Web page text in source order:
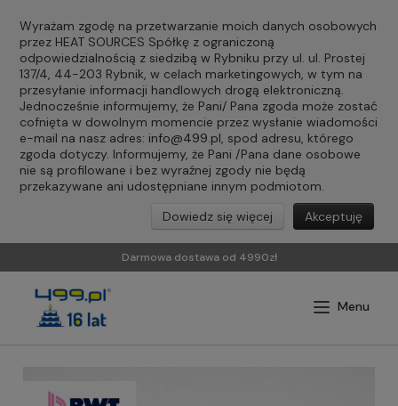
Wyrażam zgodę na przetwarzanie moich danych osobowych
przez HEAT SOURCES Spółkę z ograniczoną
odpowiedzialnością z siedzibą w Rybniku przy ul. ul. Prostej
137/4, 44-203 Rybnik, w celach marketingowych, w tym na
przesyłanie informacji handlowych drogą elektroniczną.
Jednocześnie informujemy, że Pani/ Pana zgoda może zostać
cofnięta w dowolnym momencie przez wysłanie wiadomości
e-mail na nasz adres: info@499.pl, spod adresu, którego
zgoda dotyczy. Informujemy, że Pani /Pana dane osobowe
nie są profilowane i bez wyraźnej zgody nie będą
przekazywane ani udostępniane innym podmiotom.
Akceptuję
Dowiedz się więcej
Darmowa dostawa od 4990zł